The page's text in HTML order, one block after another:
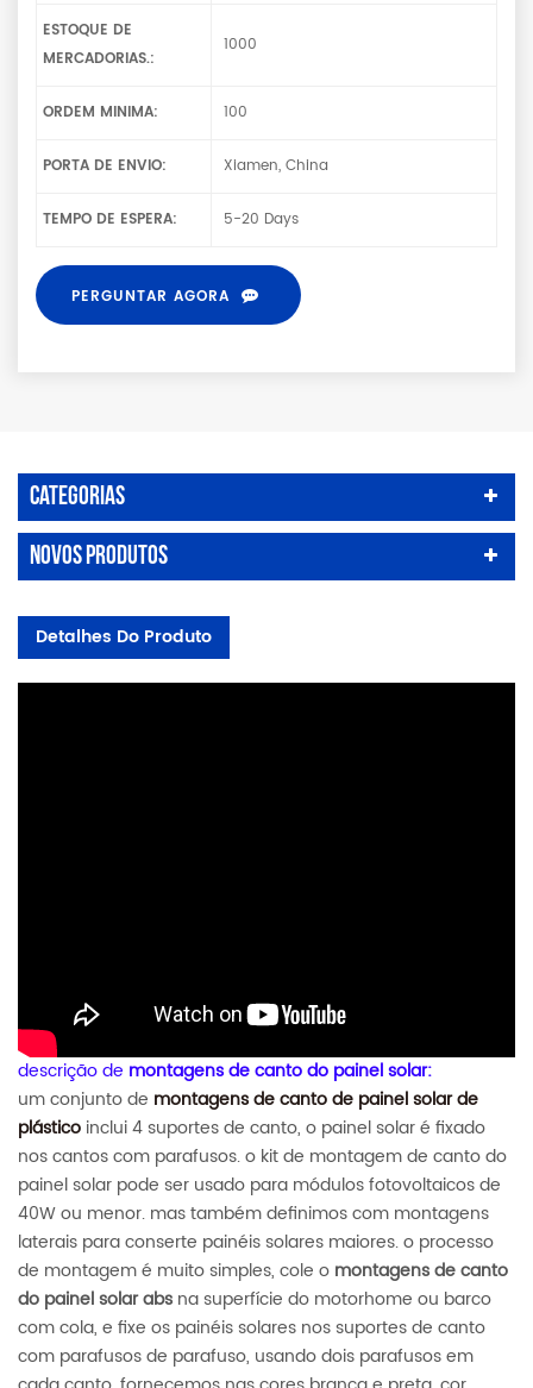
ESTOQUE DE
MERCADORIAS.:
1000
ORDEM MINIMA: 100
PORTA DE ENVIO: Xiamen, China
TEMPO DE ESPERA: 5-20 Days
PERGUNTAR AGORA
Categorias
Novos Produtos
Detalhes Do Produto
descrição de montagens de canto do painel solar:
um conjunto de montagens de canto de painel solar de
plástico inclui 4 suportes de canto, o painel solar é fixado
nos cantos com parafusos. o kit de montagem de canto do
painel solar pode ser usado para módulos fotovoltaicos de
40W ou menor. mas também definimos com montagens
laterais para conserte painéis solares maiores. o processo
de montagem é muito simples, cole o montagens de canto
do painel solar abs na superfície do motorhome ou barco
com cola, e fixe os painéis solares nos suportes de canto
com parafusos de parafuso, usando dois parafusos em